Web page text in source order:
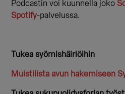
Podcastin voi kuunnella joko
Spotify-palvelussa.
Tukea syömishäiriöihin
Muistilista avun hakemiseen